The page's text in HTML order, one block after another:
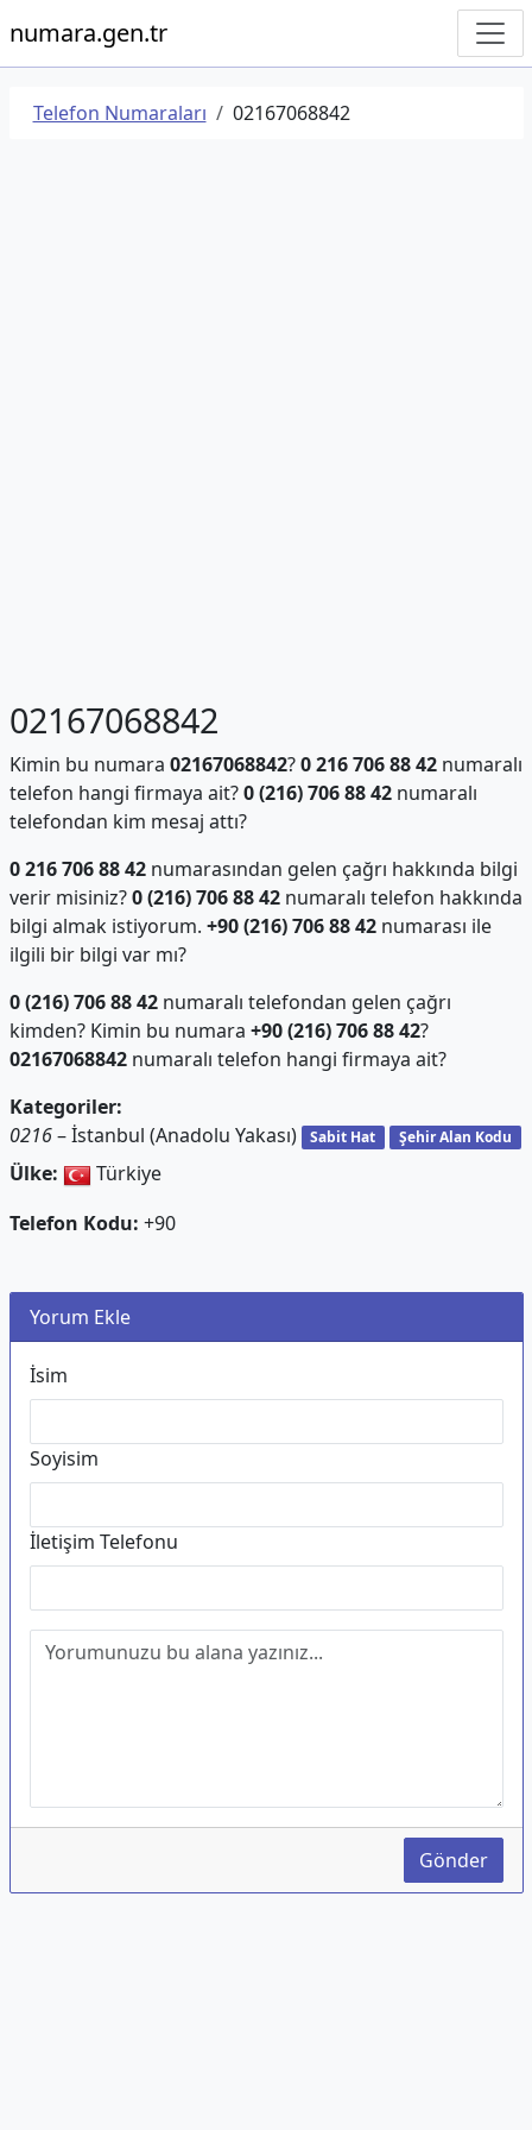
numara.gen.tr
Telefon Numaraları 02167068842
02167068842
Kimin bu numara 02167068842?0 216 706 88 42numaralı
telefon hangi firmaya ait?0 (216) 706 88 42numaralı
telefondan kim mesaj attı?
0 216 706 88 42numarasından gelen çağrı hakkında bilgi
verir misiniz?0 (216) 706 88 42numaralı telefon hakkında
bilgi almak istiyorum. +90 (216) 706 88 42numarası ile
ilgili bir bilgi var mı?
0 (216) 706 88 42numaralı telefondan gelen çağrı
kimden? Kimin bu numara +90 (216) 706 88 42?
02167068842numaralı telefon hangi firmaya ait?
Kategoriler:
0216– İstanbul (Anadolu Yakası) Sabit Hat Şehir Alan Kodu
Ülke:
Türkiye
Telefon Kodu: +90
Yorum Ekle
İsim
Soyisim
İletişim Telefonu
Gönder